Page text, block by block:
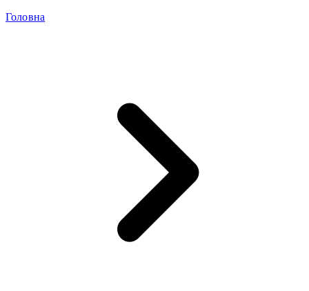
Головна